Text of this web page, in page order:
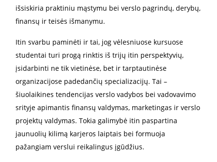
išsiskiria praktiniu mąstymu bei verslo pagrindų, derybų,
finansų ir teisės išmanymu.
Itin svarbu paminėti ir tai, jog vėlesniuose kursuose
studentai turi progą rinktis iš trijų itin perspektyvių,
įsidarbinti ne tik vietinėse, bet ir tarptautinėse
organizacijose padedančių specializacijų. Tai –
šiuolaikines tendencijas verslo vadybos bei vadovavimo
srityje apimantis finansų valdymas, marketingas ir verslo
projektų valdymas. Tokia galimybė itin paspartina
jaunuolių kilimą karjeros laiptais bei formuoja
pažangiam verslui reikalingus įgūdžius.